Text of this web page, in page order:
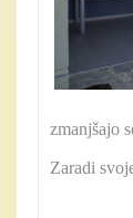
zmanjšajo
Zaradi